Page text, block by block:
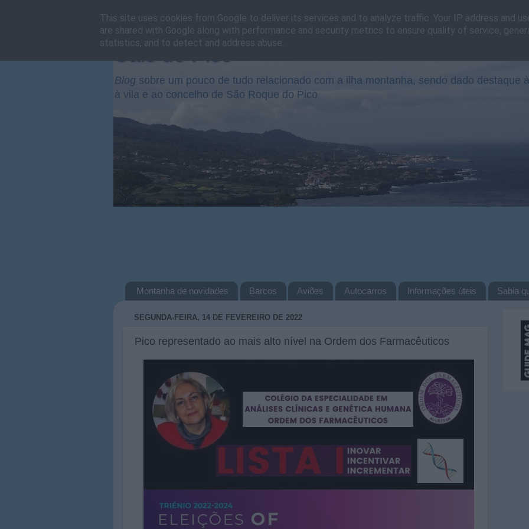
Cais do Pico
Blog sobre um pouco de tudo relacionado com a ilha montanha, sendo dado destaque
à vila e ao concelho de São Roque do Pico
Montanha de novidades Barcos Aviões Autocarros Informações úteis Sabia
SEGUNDA-FEIRA, 14 DE FEVEREIRO DE 2022
Pico representado ao mais alto nível na Ordem dos Farmacêuticos
This site uses cookies from Google to deliver its services and to analyze traffic. Your IP address and
are shared with Google along with performance and security metrics to ensure quality of service,
statistics, and to detect and address abuse.